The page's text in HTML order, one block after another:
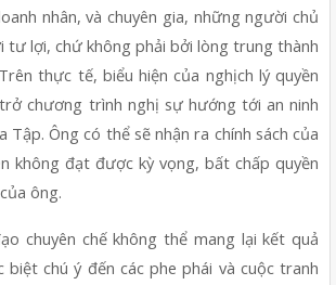
nhân, và chuyên gia, những người chủ
tư lợi, chứ không phải bởi lòng trung thành
thực tế, biểu hiện của nghịch lý quyền
chương trình nghị sự hướng tới an ninh
Tập. Ông có thể sẽ nhận ra chính sách của
không đạt được kỳ vọng, bất chấp quyền
ông.
chuyên chế không thể mang lại kết quả
chú ý đến các phe phái và cuộc tranh